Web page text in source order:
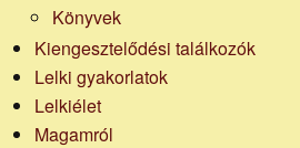
Könyvek
Kiengesztelődési találkozók
Lelki gyakorlatok
Lelkiélet
Magamról